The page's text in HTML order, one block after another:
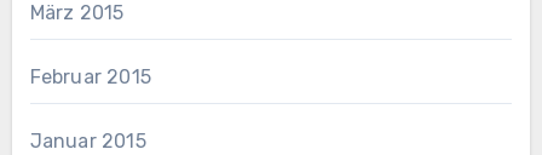
März 2015
Februar 2015
Januar 2015